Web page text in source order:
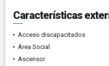
Características
Acceso discapacitados
Área Social
Ascensor